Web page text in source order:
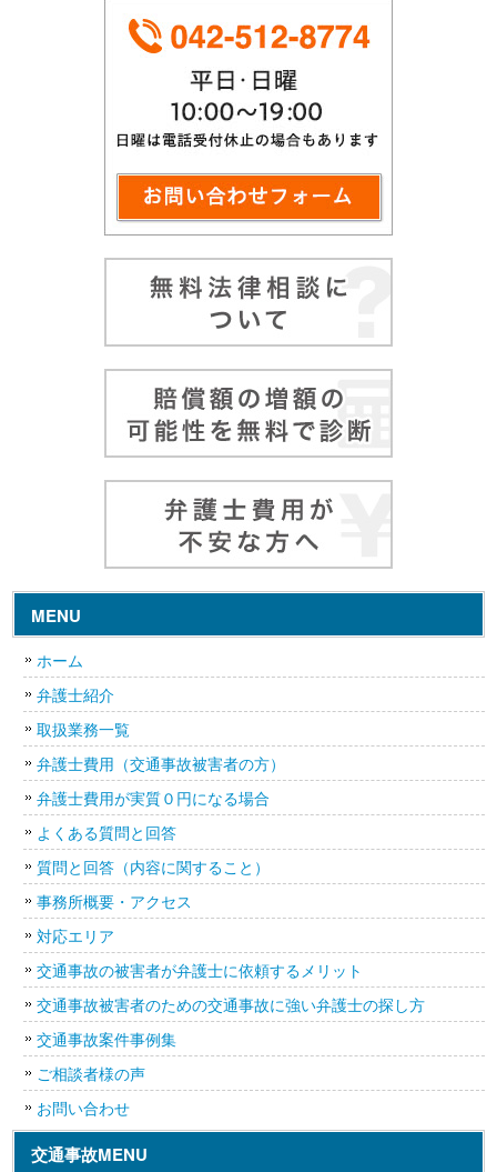
MENU
ホーム
弁護士紹介
取扱業務一覧
弁護士費用（交通事故被害者の方）
弁護士費用が実質０円になる場合
よくある質問と回答
質問と回答（内容に関すること）
事務所概要・アクセス
対応エリア
交通事故の被害者が弁護士に依頼するメリット
交通事故被害者のための交通事故に強い弁護士の探し方
交通事故案件事例集
ご相談者様の声
お問い合わせ
交通事故MENU